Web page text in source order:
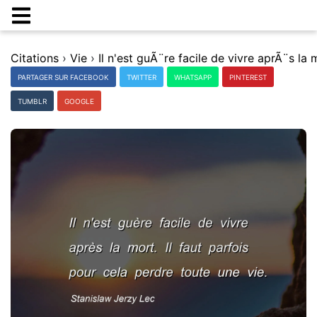
Citations › Vie ›
PARTAGER SUR FACEBOOK TWITTER WHATSAPP PINTEREST
TUMBLR GOOGLE